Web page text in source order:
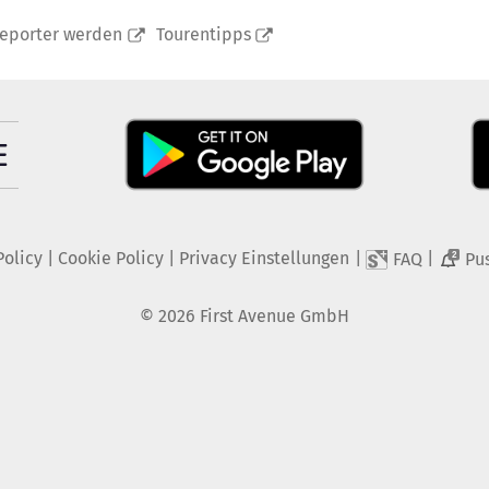
werden Tourentipps
| Cookie Policy| Privacy Einstellungen FAQ 2
© 2026 First Avenue GmbH